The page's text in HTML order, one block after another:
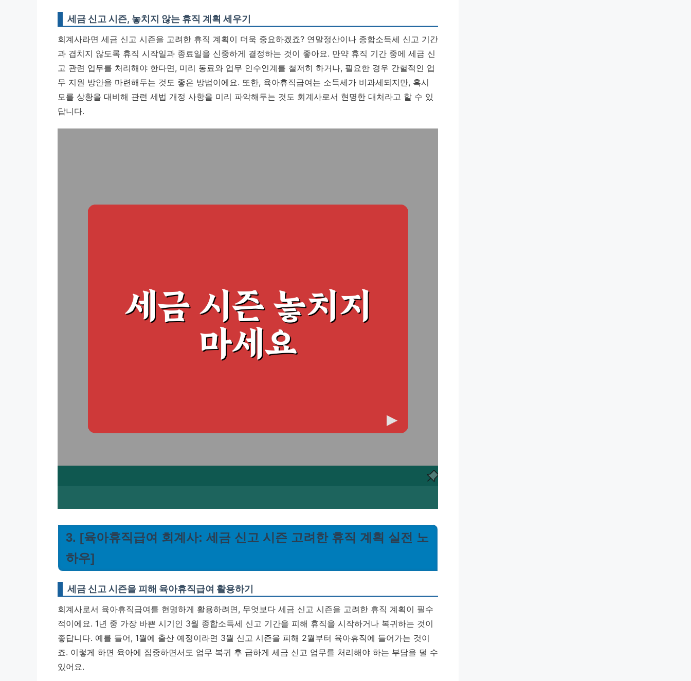
세금 신고 시즌, 놓치지 않는 휴직 계획 세우기
회계사라면 세금 신고 시즌을 고려한 휴직 계획이 더욱 중요하겠죠? 연말정산이나 종합소득세 신고 기간
과 겹치지 않도록 휴직 시작일과 종료일을 신중하게 결정하는 것이 좋아요. 만약 휴직 기간 중에 세금 신
고 관련 업무를 처리해야 한다면, 미리 동료와 업무 인수인계를 철저히 하거나, 필요한 경우 간헐적인 업
무 지원 방안을 마련해두는 것도 좋은 방법이에요. 또한, 육아휴직급여는 소득세가 비과세되지만, 혹시
모를 상황을 대비해 관련 세법 개정 사항을 미리 파악해두는 것도 회계사로서 현명한 대처라고 할 수 있
답니다.
3. [육아휴직급여 회계사: 세금 신고 시즌 고려한 휴직 계획 실전 노
하우]
세금 신고 시즌을 피해 육아휴직급여 활용하기
회계사로서 육아휴직급여를 현명하게 활용하려면, 무엇보다 세금 신고 시즌을 고려한 휴직 계획이 필수
적이에요. 1년 중 가장 바쁜 시기인 3월 종합소득세 신고 기간을 피해 휴직을 시작하거나 복귀하는 것이
좋답니다. 예를 들어, 1월에 출산 예정이라면 3월 신고 시즌을 피해 2월부터 육아휴직에 들어가는 것이
죠. 이렇게 하면 육아에 집중하면서도 업무 복귀 후 급하게 세금 신고 업무를 처리해야 하는 부담을 덜 수
있어요.